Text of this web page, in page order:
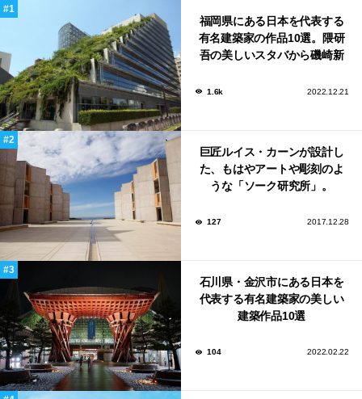
福岡県にある日本を代表する
有名建築家の作品10選。隈研
吾の美しいスタバから磯崎新
1.6k 2022.12.21
巨匠ルイス・カーンが設計し
た、もはやアートや彫刻のよ
うな「ソーク研究所」。
127 2017.12.28
石川県・金沢市にある日本を
代表する有名建築家の美しい
建築作品10選
104 2022.02.22